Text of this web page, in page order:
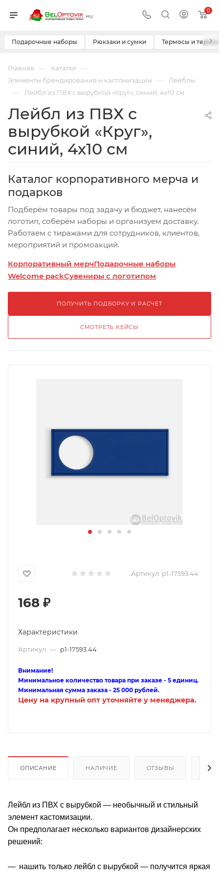
0
Подарочные наборы Рюкзаки и сумки Термосы и ›
Главная — Каталог —
Элементы брендирования и кастомизации — Лейблы
— Лейбл из ПВХ с вырубкой «Круг», синий, 4х10 см
Лейбл из ПВХ с
вырубкой «Круг»,
синий, 4х10 см
Каталог корпоративного мерча и
подарков
Подберём товары под задачу и бюджет, нанесём
логотип, соберём наборы и организуем доставку.
Работаем с тиражами для сотрудников, клиентов,
мероприятий и промоакций.
Корпоративный мерчПодарочные наборы
Welcome packСувениры с логотипом
ПОЛУЧИТЬ ПОДБОРКУ И РАСЧЁТ
СМОТРЕТЬ КЕЙСЫ
Артикул: p1-17593.44
168 ₽
Характеристики
Артикул — p1-17593.44
Внимание!
Минимальное количество товара при заказе - 5 единиц.
Минимальная сумма заказа - 25 000 рублей.
Цену на крупный опт уточняйте у менеджера.
ОПИСАНИЕ НАЛИЧИЕ ОТЗЫВЫ
Лейбл из ПВХ с вырубкой — необычный и стильный
элемент кастомизации.
Он предполагает несколько вариантов дизайнерских
решений:
нашить только лейбл с вырубкой — получится яркая